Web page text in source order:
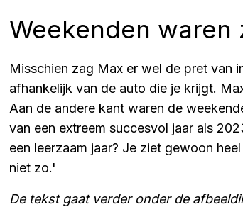
Weekenden
Misschien zag Max er wel de pret van
afhankelijk van de auto die je krijgt.
Aan de andere kant waren de
van een extreem succesvol jaar als
een leerzaam jaar? Je ziet gewoon
niet zo.'
De tekst gaat verder onder de